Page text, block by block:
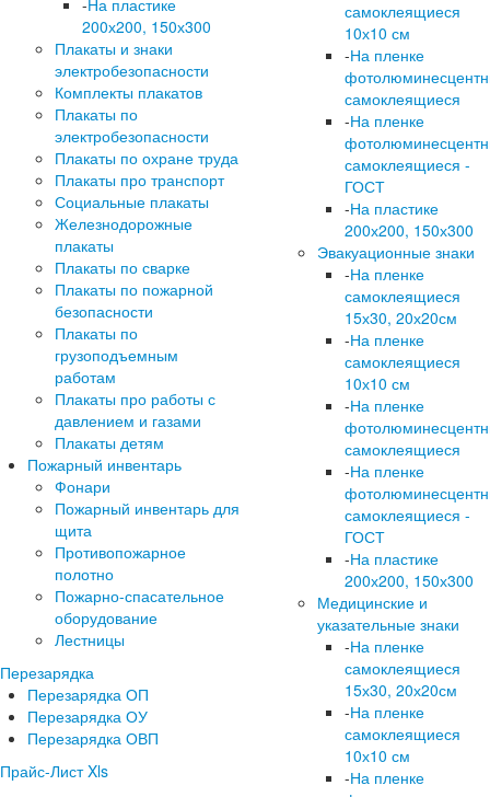
-На пластике
200х200, 150х300
Плакаты и знаки
электробезопасности
Комплекты плакатов
Плакаты по
электробезопасности
Плакаты по охране труда
Плакаты про транспорт
Социальные плакаты
Железнодорожные
плакаты
Плакаты по сварке
Плакаты по пожарной
безопасности
Плакаты по
грузоподъемным
работам
Плакаты про работы с
давлением и газами
Плакаты детям
Пожарный инвентарь
Фонари
Пожарный инвентарь для
щита
Противопожарное
полотно
Пожарно-спасательное
оборудование
Лестницы
Перезарядка
Перезарядка ОП
Перезарядка ОУ
Перезарядка ОВП
Прайс-Лист Xls
самоклеящиеся
10х10 см
-На пленке
самоклеящиеся
-На пленке
самоклеящиеся -
ГОСТ
-На пластике
200х200, 150х300
Эвакуационные знаки
-На пленке
самоклеящиеся
15х30, 20х20см
-На пленке
самоклеящиеся
10х10 см
-На пленке
самоклеящиеся
-На пленке
самоклеящиеся -
ГОСТ
-На пластике
200х200, 150х300
Медицинские и
указательные знаки
-На пленке
самоклеящиеся
15х30, 20х20см
-На пленке
самоклеящиеся
10х10 см
-На пленке